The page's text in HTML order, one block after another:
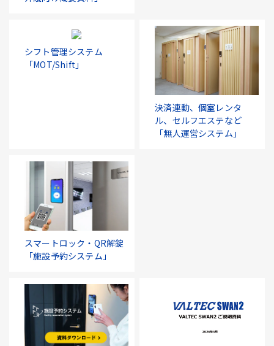
シフト管理システム
「MOT/Shift」
決済連動、個室レンタ
ル、セルフエステなど
「無人運営システム」
スマートロック・QR解錠
「施設予約システム」